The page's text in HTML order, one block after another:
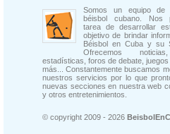
Somos un equipo de
béisbol cubano. Nos
tarea de desarrollar
objetivo de brindar
Béisbol en Cuba y su
Ofrecemos
estadísticas, foros de debate,
más... Constantemente buscamos
nuestros servicios por lo que
nuevas secciones en nuestra web
y otros entretenimientos.
© copyright 2009 - 2026